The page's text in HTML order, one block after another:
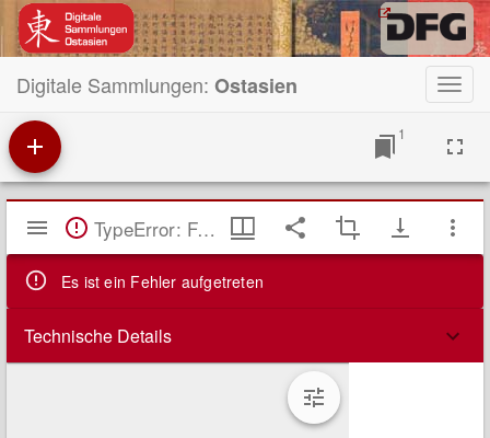
Digitale Sammlungen: Ostasien
1
Mirador
Viewer TypeError: Failed to fetch
Es ist ein Fehler aufgetreten
Technische Details